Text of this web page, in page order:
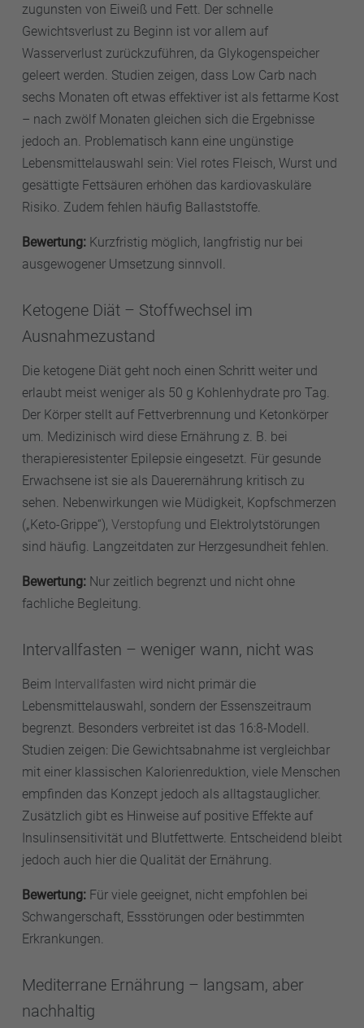
zugunsten von Eiweiß und Fett. Der schnelle
Gewichtsverlust zu Beginn ist vor allem auf
Wasserverlust zurückzuführen, da Glykogenspeicher
geleert werden. Studien zeigen, dass Low Carb nach
sechs Monaten oft etwas effektiver ist als fettarme Kost
– nach zwölf Monaten gleichen sich die Ergebnisse
jedoch an. Problematisch kann eine ungünstige
Lebensmittelauswahl sein: Viel rotes Fleisch, Wurst und
gesättigte Fettsäuren erhöhen das kardiovaskuläre
Risiko. Zudem fehlen häufig Ballaststoffe.
Bewertung: Kurzfristig möglich, langfristig nur bei
ausgewogener Umsetzung sinnvoll.
Ketogene Diät – Stoffwechsel im
Ausnahmezustand
Die ketogene Diät geht noch einen Schritt weiter und
erlaubt meist weniger als 50 g Kohlenhydrate pro Tag.
Der Körper stellt auf Fettverbrennung und Ketonkörper
um. Medizinisch wird diese Ernährung z. B. bei
therapieresistenter Epilepsie eingesetzt. Für gesunde
Erwachsene ist sie als Dauerernährung kritisch zu
sehen. Nebenwirkungen wie Müdigkeit, Kopfschmerzen
(„Keto-Grippe“), Verstopfung und Elektrolytstörungen
sind häufig. Langzeitdaten zur Herzgesundheit fehlen.
Bewertung: Nur zeitlich begrenzt und nicht ohne
fachliche Begleitung.
Intervallfasten – weniger wann, nicht was
Beim Intervallfasten wird nicht primär die
Lebensmittelauswahl, sondern der Essenszeitraum
begrenzt. Besonders verbreitet ist das 16:8-Modell.
Studien zeigen: Die Gewichtsabnahme ist vergleichbar
mit einer klassischen Kalorienreduktion, viele Menschen
empfinden das Konzept jedoch als alltagstauglicher.
Zusätzlich gibt es Hinweise auf positive Effekte auf
Insulinsensitivität und Blutfettwerte. Entscheidend bleibt
jedoch auch hier die Qualität der Ernährung.
Bewertung: Für viele geeignet, nicht empfohlen bei
Schwangerschaft, Essstörungen oder bestimmten
Erkrankungen.
Mediterrane Ernährung – langsam, aber
nachhaltig